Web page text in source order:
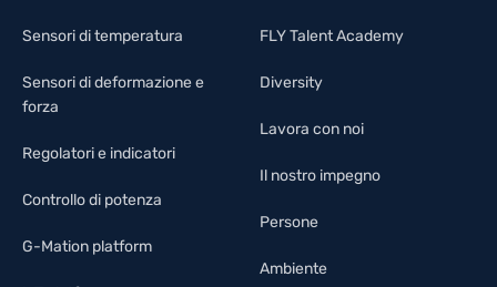
Sensori di temperatura
Sensori di deformazione e
forza
Regolatori e indicatori
Controllo di potenza
G-Mation platform
FLY Talent Academy
Diversity
Lavora con noi
Il nostro impegno
Persone
Ambiente